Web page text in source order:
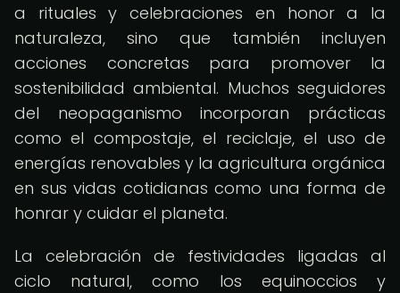
a rituales y celebraciones en honor a la
naturaleza, sino que también incluyen
acciones concretas para promover la
sostenibilidad ambiental. Muchos seguidores
del neopaganismo incorporan prácticas
como el compostaje, el reciclaje, el uso de
energías renovables y la agricultura orgánica
en sus vidas cotidianas como una forma de
honrar y cuidar el planeta.
La celebración de festividades ligadas al
ciclo natural, como los equinoccios y